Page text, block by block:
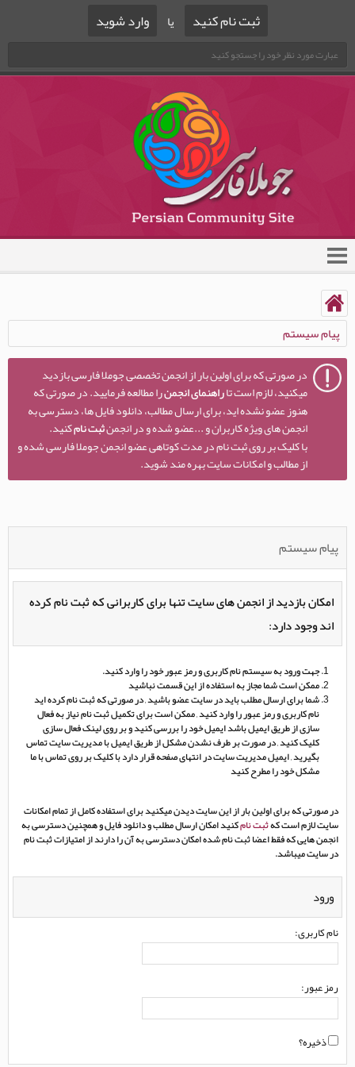
ثبت نام کنید یا وارد شوید
پیام سیستم
در صورتی که برای اولین بار از انجمن تخصصی جوملا فارسی بازدید
میکنید، لازم است تاراهنمای انجمنرا مطالعه فرمایید. در صورتی که
هنوز عضو نشده اید، برای ارسال مطالب، دانلود فایل ها، دسترسی به
انجمن های ویژه کاربران و ...عضو شده و در انجمنثبت نامکنید.
با کلیک بر روی ثبت نام در مدت کوتاهی عضو انجمن جوملا فارسی شده و
از مطالب و امکانات سایت بهره مند شوید.
پیام سیستم
امکان بازدید از انجمن های سایت تنها برای کاربرانی که ثبت نام کرده
اند وجود دارد:
جهت ورود به سیستم نام کاربری و رمز عبور خود را وارد کنید.
ممکن است شما مجاز به استفاده از این قسمت نباشید
شما برای ارسال مطلب باید در سایت عضو باشید , در صورتی که ثبت نام کرده اید
نام کاربری و رمز عبور را وارد کنید , ممکن است برای تکمیل ثبت نام نیاز به فعال
سازی از طریق ایمیل باشد ایمیل خود را بررسی کنید و بر روی لینک فعال سازی
کلیک کنید , در صورت بر طرف نشدن مشکل از طریق ایمیل با مدیریت سایت تماس
بگیرید , ایمیل مدیریت سایت در انتهای صفحه قرار دارد با کلیک بر روی تماس با ما
مشکل خود را مطرح کنید
در صورتی که برای اولین بار از این سایت دیدن میکنید برای استفاده کامل از تمام امکانات
سایت لازم است کهثبت نامکنید امکان ارسال مطلب و دانلود فایل و همچنین دسترسی به
انجمن هایی که فقط اعضا ثبت نام شده امکان دسترسی به آن را دارند از امتیازات ثبت نام
در سایت میباشد.
ورود
نام کاربری:
رمز عبور:
ذخیره؟